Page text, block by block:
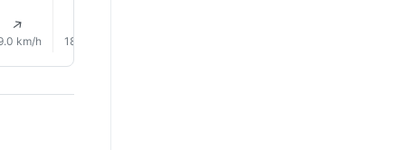
↑
km/h 18.0 km/h